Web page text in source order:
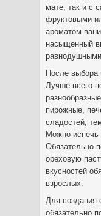
мате, так и с
фруктовыми
ароматом
насыщенный
После выбора
Лучше всего
пирожные,
сладостей,
Можно испечь
Обязательно
ореховую
вкусностей
взрослых.
Для создания
обязательно